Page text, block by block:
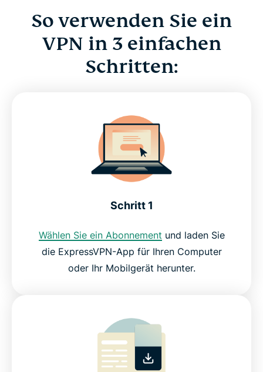
So verwenden Sie ein
VPN in 3 einfachen
Schritten:
Schritt 1
Wählen Sie ein Abonnement und laden Sie
die ExpressVPN-App für Ihren Computer
oder Ihr Mobilgerät herunter.